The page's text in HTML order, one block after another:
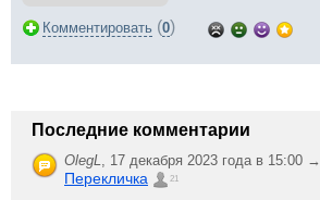
Комментировать (0)
Последние комментарии
OlegL, 17 декабря 2023 года в 15:00 →
Перекличка 21